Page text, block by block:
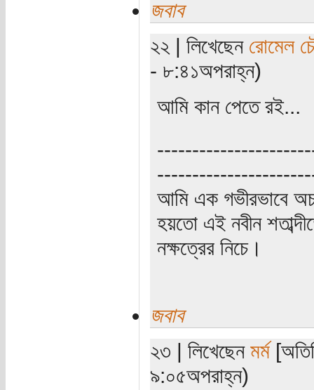
জবাব
২২ | লিখেছেন রোমেল
- ৮:৪১অপরাহ্ন)
আমি কান পেতে রই...
আমি এক গভীরভাবে
হয়তো এই নবীন
নক্ষত্রের নিচে।
জবাব
২৩ | লিখেছেন মর্ম
৯:০৫অপরাহ্ন)